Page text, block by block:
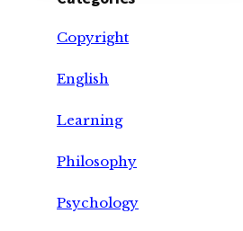
Copyright
English
Learning
Philosophy
Psychology